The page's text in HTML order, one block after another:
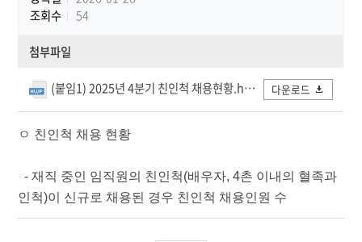
조회수
54
첨부파일
(붙임1) 2025년 4분기 친인척 채용현황.hwp 다운로드
ㅇ 친인척 채용 현황
- 재직 중인 임직원의 친인척(배우자, 4촌 이내의 혈족과
인척)이 신규로 채용된 경우 친인척 채용인원 수